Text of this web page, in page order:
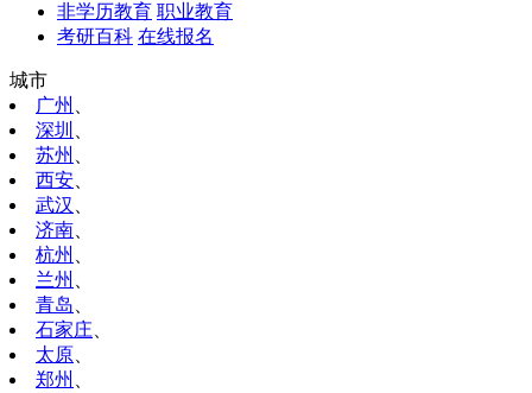
非学历教育 职业教育
考研百科 在线报名
城市
广州
深圳
苏州
西安
武汉
济南
杭州
兰州
青岛
石家庄
太原
郑州